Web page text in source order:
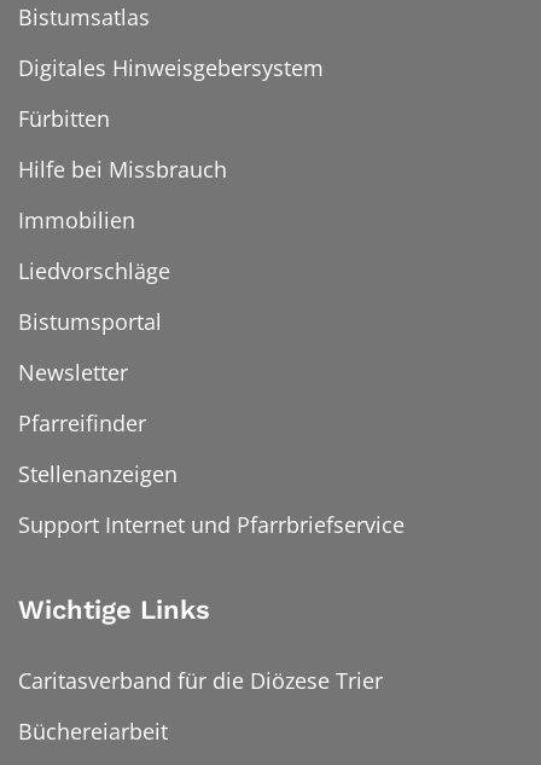
Bistumsatlas
Digitales Hinweisgebersystem
Fürbitten
Hilfe bei Missbrauch
Immobilien
Liedvorschläge
Bistumsportal
Newsletter
Pfarreifinder
Stellenanzeigen
Support Internet und Pfarrbriefservice
Wichtige Links
Caritasverband für die Diözese Trier
Büchereiarbeit